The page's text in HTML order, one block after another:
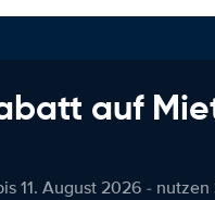
auf
11. August 2026 - nutzen